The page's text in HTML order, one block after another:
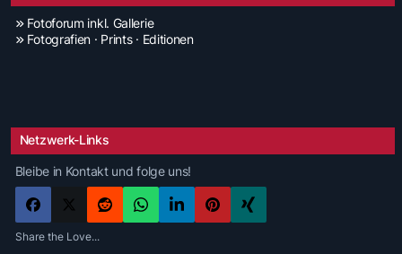
Fotoforum inkl. Gallerie
Fotografien · Prints · Editionen
Netzwerk-Links
Bleibe in Kontakt und folge uns!
Share the Love...